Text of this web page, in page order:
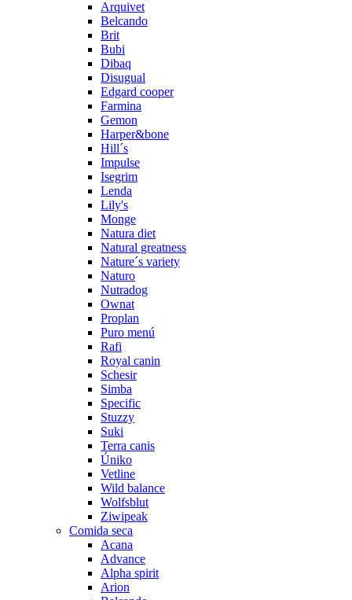
Arquivet
Belcando
Brit
Bubi
Dibaq
Disugual
Edgard cooper
Farmina
Gemon
Harper&bone
Hill´s
Impulse
Isegrim
Lenda
Lily's
Monge
Natura diet
Natural greatness
Nature´s variety
Naturo
Nutradog
Ownat
Proplan
Puro menú
Rafi
Royal canin
Schesir
Simba
Specific
Stuzzy
Suki
Terra canis
Úniko
Vetline
Wild balance
Wolfsblut
Ziwipeak
Comida seca
Acana
Advance
Alpha spirit
Arion